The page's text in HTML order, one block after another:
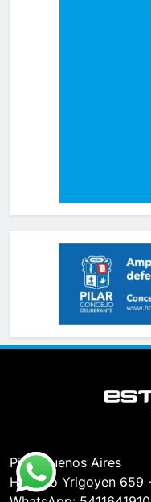
Pilar, Buenos Aires
Hipólito Yrigoyen 659